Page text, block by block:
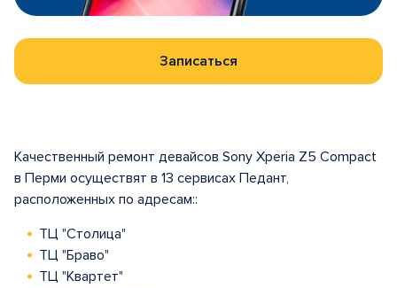
Записаться
Качественный ремонт девайсов Sony Xperia Z5 Compact
в Перми осуществят в 13 сервисах Педант,
расположенных по адресам::
ТЦ "Столица"
ТЦ "Браво"
ТЦ "Квартет"